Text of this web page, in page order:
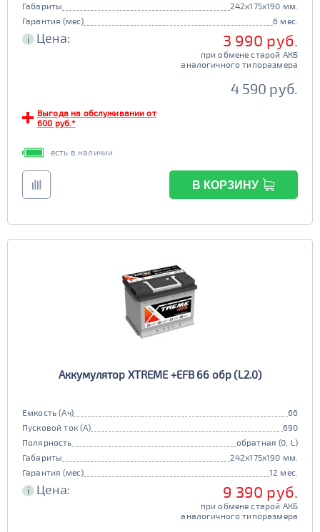
Габариты
242x175x190 мм.
Гарантия (мес)
6 мес.
i Цена: 3 990 руб.
при обмене старой АКБ
аналогичного типоразмера
4 590 руб.
Выгода на обслуживании от
600 руб.*
есть в наличии
В КОРЗИНУ
Аккумулятор XTREME +EFB 66 обр (L2.0)
Емкость (Ач)
66
Пусковой ток (А)
690
Полярность
обратная (0, L)
Габариты
242x175x190 мм.
Гарантия (мес)
12 мес.
i Цена: 9 390 руб.
при обмене старой АКБ
аналогичного типоразмера